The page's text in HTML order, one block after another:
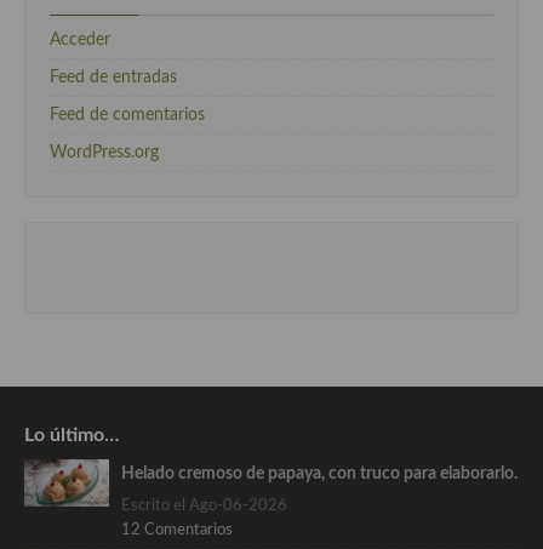
Acceder
Feed de entradas
Feed de comentarios
WordPress.org
Lo último…
Helado cremoso de papaya, con truco para elaborarlo.
Escrito el Ago-06-2026
12 Comentarios